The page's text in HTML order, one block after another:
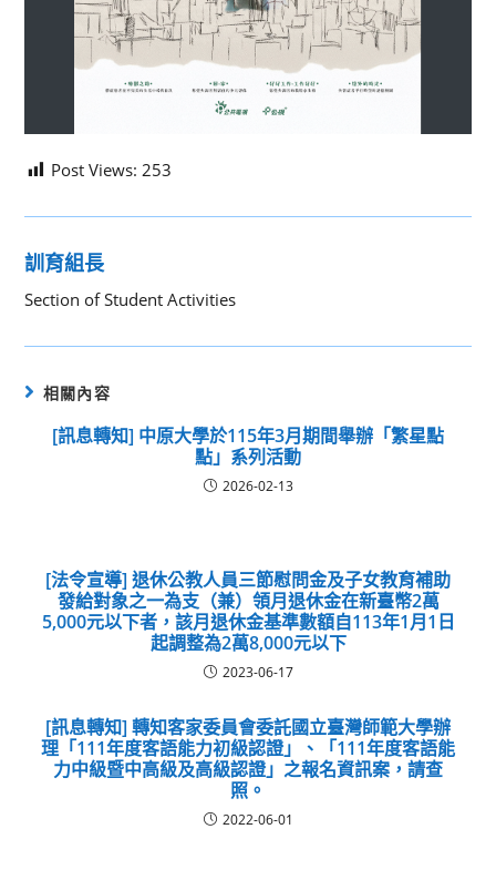
Post Views: 253
訓育組長
Section of Student Activities
相關內容
[訊息轉知] 中原大學於115年3月期間舉辦「繁星點
點」系列活動
2026-02-13
[法令宣導] 退休公教人員三節慰問金及子女教育補助
發給對象之一為支（兼）領月退休金在新臺幣2萬
5,000元以下者，該月退休金基準數額自113年1月1日
起調整為2萬8,000元以下
2023-06-17
[訊息轉知] 轉知客家委員會委託國立臺灣師範大學辦
理「111年度客語能力初級認證」、「111年度客語能
力中級暨中高級及高級認證」之報名資訊案，請查
照。
2022-06-01